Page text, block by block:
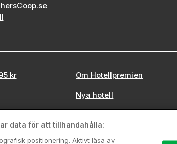
Coop.se
kr Om Hotellpremien
Nya hotell
data för att tillhandahålla:
positionering. Aktivt läsa av